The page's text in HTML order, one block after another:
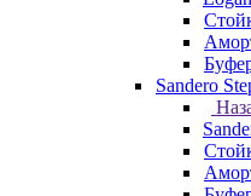
Sandero